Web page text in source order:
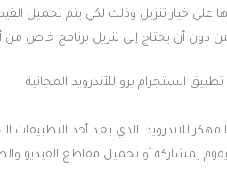
على خيار تنزيل وذلك لكي يتم تحميل
من دون أن يحتاج إلى تنزيل برنامج خاص من
انستجرام برو للأندرويد المجانية
مهكر للاندرويد. الذي يعد أحد